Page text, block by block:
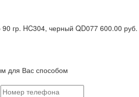
90 гр. HC304, черный QD077 600.00 руб.
для Вас способом